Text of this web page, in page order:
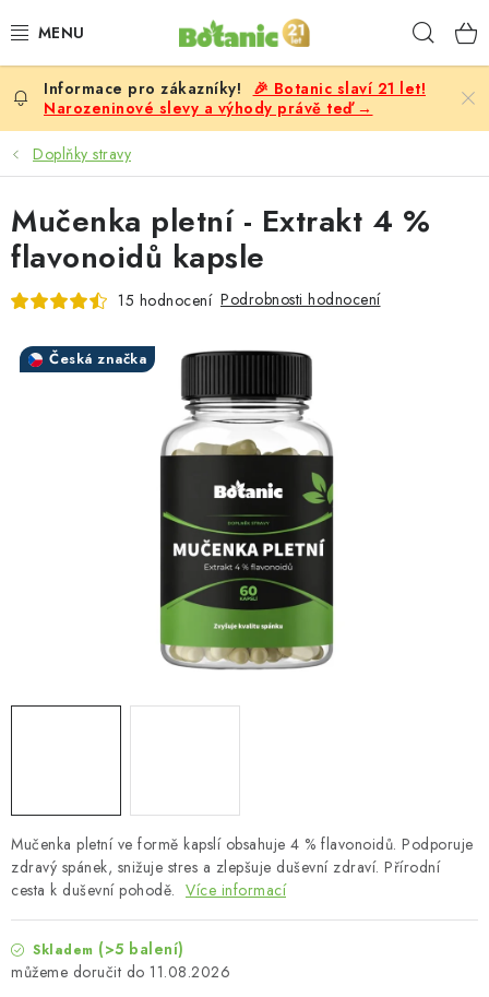
na
PREMIUM
DOPLŇKY STRAVY
CÍLE
POTRAVINY, NÁPOJE
BESTSELLERY
Recenze
Věrnostní program
Proč Botanic?
Kontakty
🎉 Botanic slaví 21 let!
Narozeninové slevy a výhody právě teď →
Doplňky stravy
Mučenka pletní ve formě kapslí obsahuje 4 % flavonoidů. Podporuje
zdravý spánek, snižuje stres a zlepšuje duševní zdraví. Přírodní
cesta k duševní pohodě. Více informací
Skladem (>5 balení)
11.08.2026
Mučenka pletní - Extrakt 4 %
flavonoidů kapsle
15 hodnocení Podrobnosti hodnocení
Česká značka